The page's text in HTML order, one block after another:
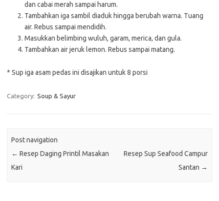
dan cabai merah sampai harum.
Tambahkan iga sambil diaduk hingga berubah warna. Tuang
air. Rebus sampai mendidih.
Masukkan belimbing wuluh, garam, merica, dan gula.
Tambahkan air jeruk lemon. Rebus sampai matang.
* Sup iga asam pedas ini disajikan untuk 8 porsi
Category: Soup & Sayur
Post navigation
← Resep Daging Printil Masakan
Kari
Resep Sup Seafood Campur
Santan →